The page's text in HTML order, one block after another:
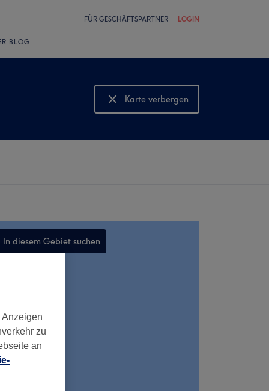
FÜR GESCHÄFTSPARTNER LOGIN
BLOG
Karte verbergen
Karte anzeigen
In diesem Gebiet suchen
zu
an